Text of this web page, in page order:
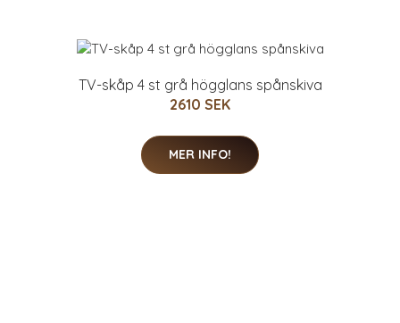
TV-skåp 4 st grå högglans spånskiva
2610 SEK
MER INFO!